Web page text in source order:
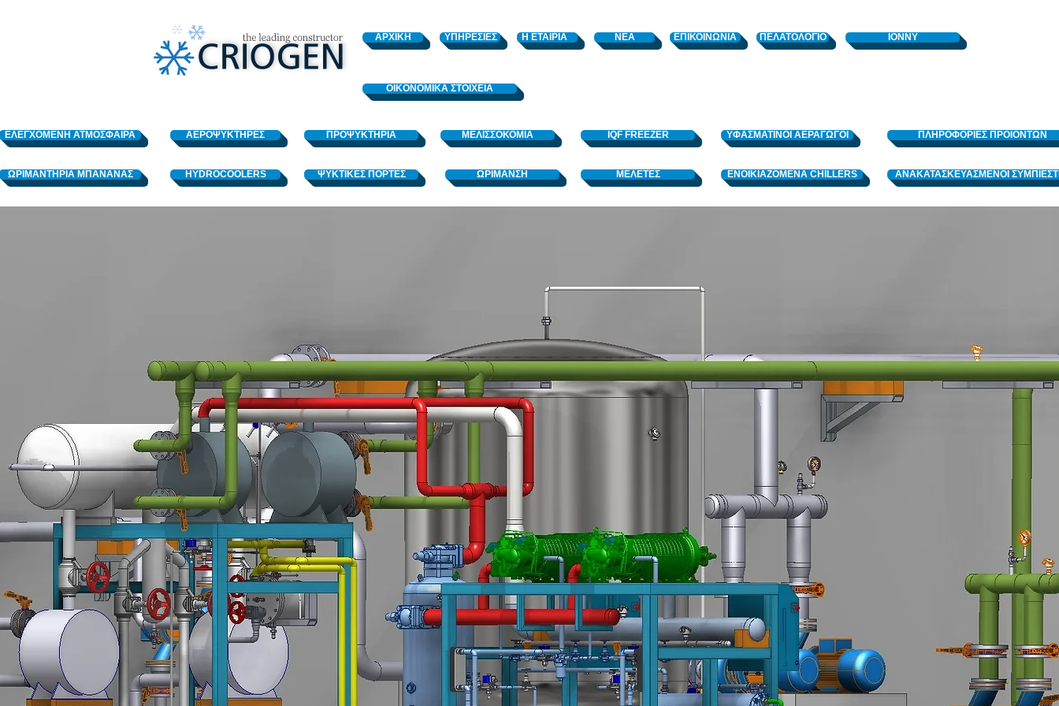
ΑΡΧΙΚΗ ΥΠΗΡΕΣΙΕΣ Η ΕΤΑΙΡΙΑ ΝΕΑ ΕΠΙΚΟΙΝΩΝΙΑ ΠΕΛΑΤΟΛΟΓΙΟ ΙΟΝΝΥ
OIKONOMIKA ΣΤΟΙΧΕΙΑ
ΕΛΕΓΧΟΜΕΝΗ ΑΤΜΟΣΦΑΙΡΑ
ΩΡΙΜΑΝΤΗΡΙΑ ΜΠΑΝΑΝΑΣ
ΑΕΡΟΨΥΚΤΗΡΕΣ
HYDROCOOLERS
ΠΡΟΨΥΚΤΗΡΙΑ
ΨΥΚΤΙΚΕΣ ΠΟΡΤΕΣ
ΜΕΛΙΣΣΟΚΟΜΙΑ
ΩΡΙΜΑΝΣΗ
IQF FREEZER
ΜΕΛΕΤΕΣ
ΥΦΑΣΜΑΤΙΝΟΙ ΑΕΡΑΓΩΓΟΙ
ENOIKIAZOMENA CHILLERS
ΠΛΗΡΟΦΟΡΙΕΣ ΠΡΟΙΟΝΤΩΝ
ΑΝΑΚΑΤΑΣΚΕΥΑΣΜΕΝΟΙ